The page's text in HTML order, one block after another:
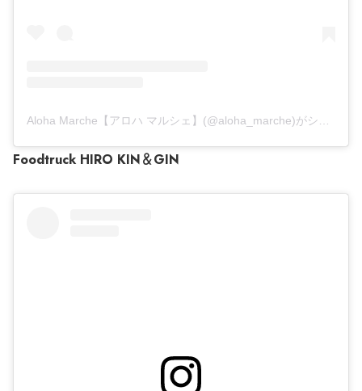
Aloha Marche【アロハ マルシェ】(@aloha_marche)がシェアした投稿
Foodtruck HIRO KIN＆GIN